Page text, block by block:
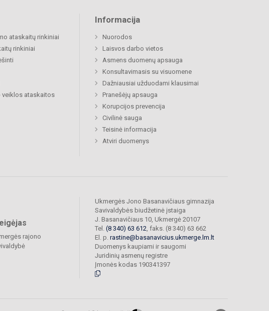
ataskaitų rinkiniai
rinkiniai
veiklos ataskaitos
Informacija
Nuorodos
Laisvos darbo vietos
Asmens duomenų apsauga
Konsultavimasis su visuomene
Dažniausiai užduodami klausimai
Pranešėjų apsauga
Korupcijos prevencija
Civilinė sauga
Teisinė informacija
Atviri duomenys
rajono
Ukmergės Jono Basanavičiaus gimnazija
Savivaldybės biudžetinė įstaiga
J. Basanavičiaus 10, Ukmergė 20107
Tel. (8 340) 63 612, faks. (8 340) 63 662
El. p. rastine@basanavicius.ukmerge.lm.lt
Duomenys kaupiami ir saugomi
Juridinių asmenų registre
Įmonės kodas 190341397